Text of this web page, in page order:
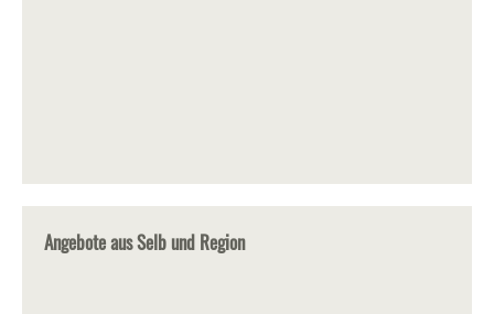
Angebote aus Selb und Region